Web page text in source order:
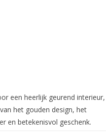
een heerlijk geurend interieur,
het gouden design, het
en betekenisvol geschenk.